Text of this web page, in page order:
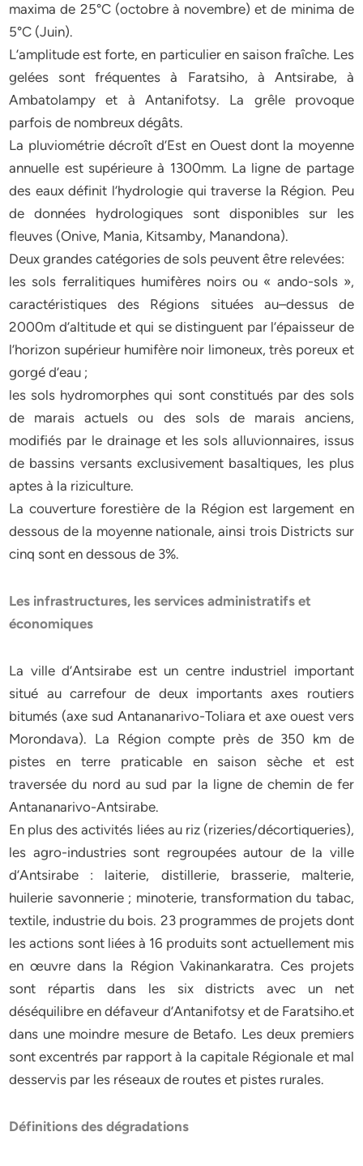
maxima de 25°C (octobre à novembre) et de minima de
5°C (Juin).
L’amplitude est forte, en particulier en saison fraîche. Les
gelées sont fréquentes à Faratsiho, à Antsirabe, à
Ambatolampy et à Antanifotsy. La grêle provoque
parfois de nombreux dégâts.
La pluviométrie décroît d’Est en Ouest dont la moyenne
annuelle est supérieure à 1300mm. La ligne de partage
des eaux définit l’hydrologie qui traverse la Région. Peu
de données hydrologiques sont disponibles sur les
fleuves (Onive, Mania, Kitsamby, Manandona).
Deux grandes catégories de sols peuvent être relevées:
les sols ferralitiques humifères noirs ou « ando-sols »,
caractéristiques des Régions situées au–dessus de
2000m d’altitude et qui se distinguent par l’épaisseur de
l’horizon supérieur humifère noir limoneux, très poreux et
gorgé d’eau ;
les sols hydromorphes qui sont constitués par des sols
de marais actuels ou des sols de marais anciens,
modifiés par le drainage et les sols alluvionnaires, issus
de bassins versants exclusivement basaltiques, les plus
aptes à la riziculture.
La couverture forestière de la Région est largement en
dessous de la moyenne nationale, ainsi trois Districts sur
cinq sont en dessous de 3%.
Les infrastructures, les services administratifs et
économiques
La ville d’Antsirabe est un centre industriel important
situé au carrefour de deux importants axes routiers
bitumés (axe sud Antananarivo-Toliara et axe ouest vers
Morondava). La Région compte près de 350 km de
pistes en terre praticable en saison sèche et est
traversée du nord au sud par la ligne de chemin de fer
Antananarivo-Antsirabe.
En plus des activités liées au riz (rizeries/décortiqueries),
les agro-industries sont regroupées autour de la ville
d’Antsirabe : laiterie, distillerie, brasserie, malterie,
huilerie savonnerie ; minoterie, transformation du tabac,
textile, industrie du bois. 23 programmes de projets dont
les actions sont liées à 16 produits sont actuellement mis
en œuvre dans la Région Vakinankaratra. Ces projets
sont répartis dans les six districts avec un net
déséquilibre en défaveur d’Antanifotsy et de Faratsiho.et
dans une moindre mesure de Betafo. Les deux premiers
sont excentrés par rapport à la capitale Régionale et mal
desservis par les réseaux de routes et pistes rurales.
Définitions des dégradations